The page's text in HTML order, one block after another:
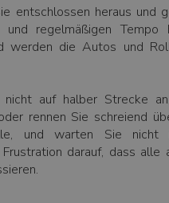
entschlossen heraus und
und regelmäßigen Tempo
werden die Autos und
nicht auf halber Strecke
rennen Sie schreiend
und warten Sie nicht
darauf, dass alle